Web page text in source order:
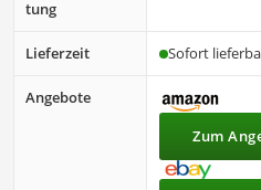
tung
Lieferzeit Sofort
Angebote
Zum